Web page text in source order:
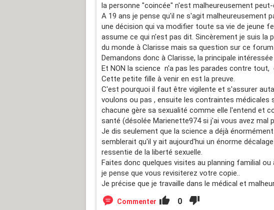
la personne "coincée" n'est malheureusement
A 19 ans je pense qu'il ne s'agit malheureusement
une décision qui va modifier toute sa vie de jeune
assume ce qui n'est pas dit. Sincèrement je suis la
du monde à Clarisse mais sa question sur ce forum
Demandons donc à Clarisse, la principale
Et NON la science n'a pas les parades contre
Cette petite fille à venir en est la preuve.
C'est pourquoi il faut être vigilente et s'assurer
voulons ou pas , ensuite les contraintes médicales
chacune gère sa sexualité comme elle l'entend et
santé (désolée Marienette974 si j'ai vous avez mal
Je dis seulement que la science a déjà
semblerait qu'il y ait aujourd'hui un énorme
ressentie de la liberté sexuelle.
Faites donc quelques visites au planning familial
je pense que vous revisiterez votre copie..
Je précise que je travaille dans le médical et
Commenter 0